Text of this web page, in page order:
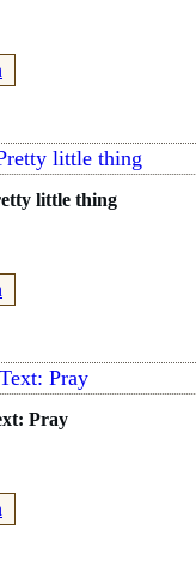
little thing
Pray